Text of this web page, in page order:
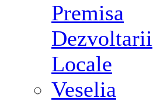
Premisa
Dezvoltarii
Locale
Veselia